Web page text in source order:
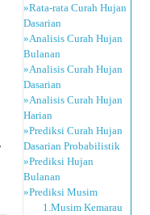
»Rata-rata Curah Hujan
Dasarian
»Analisis Curah Hujan
Bulanan
»Analisis Curah Hujan
Dasarian
»Analisis Curah Hujan
Harian
»Prediksi Curah Hujan
Dasarian Probabilistik
»Prediksi Hujan
Bulanan
»Prediksi Musim
1.Musim Kemarau